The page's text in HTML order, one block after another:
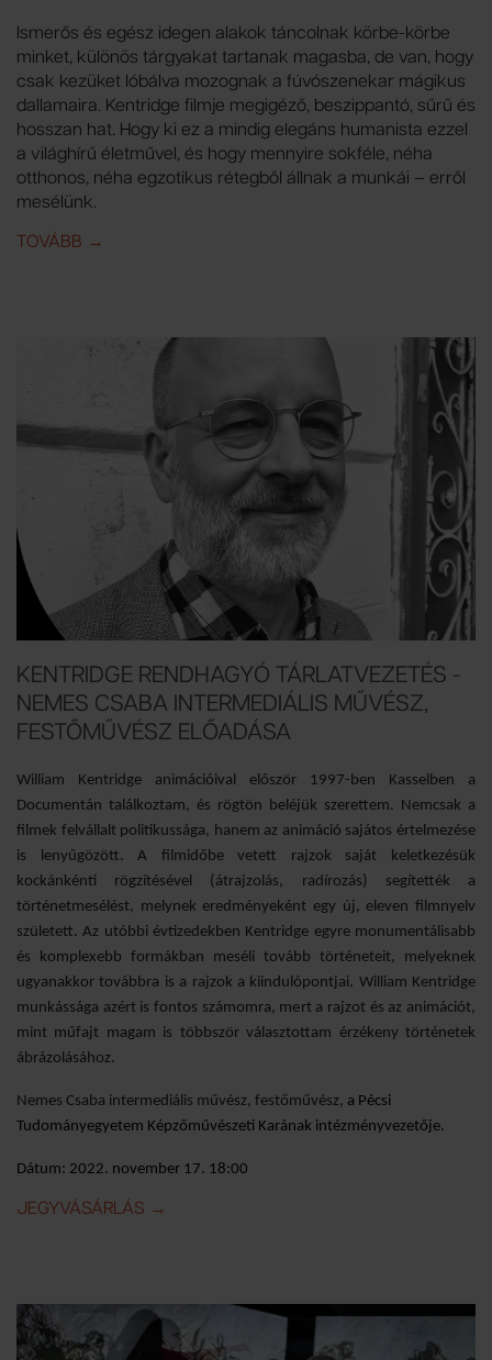
Ismerős és egész idegen alakok táncolnak körbe-körbe
minket, különös tárgyakat tartanak magasba, de van, hogy
csak kezüket lóbálva mozognak a fúvószenekar mágikus
dallamaira. Kentridge filmje megigéző, beszippantó, sűrű és
hosszan hat. Hogy ki ez a mindig elegáns humanista ezzel
a világhírű életművel, és hogy mennyire sokféle, néha
otthonos, néha egzotikus rétegből állnak a munkái – erről
mesélünk.
TOVÁBB IDE: KENTRIDGE ÉS KÖREI - TOPOR TÜNDE ÉS
→
KENTRIDGE RENDHAGYÓ TÁRLATVEZETÉS -
NEMES CSABA INTERMEDIÁLIS MŰVÉSZ,
FESTŐMŰVÉSZ ELŐADÁSA
William Kentridge animációival először 1997-ben Kasselben a
Documentán találkoztam, és rögtön beléjük szerettem. Nemcsak a
filmek felvállalt politikussága, hanem az animáció sajátos értelmezése
is lenyűgözött. A filmidőbe vetett rajzok saját keletkezésük
kockánkénti rögzítésével (átrajzolás, radírozás) segítették a
történetmesélést, melynek eredményeként egy új, eleven filmnyelv
született. Az utóbbi évtizedekben Kentridge egyre monumentálisabb
és komplexebb formákban meséli tovább történeteit, melyeknek
ugyanakkor továbbra is a rajzok a kiindulópontjai. William Kentridge
munkássága azért is fontos számomra, mert a rajzot és az animációt,
mint műfajt magam is többször választottam érzékeny történetek
ábrázolásához.
Nemes Csaba intermediális művész, festőművész, a Pécsi
Tudományegyetem Képzőművészeti Karának intézményvezetője.
Dátum: 2022. november 17. 18:00
KENTRIDGE RENDHAGYÓ TÁRLATVEZETÉS - NEMES
JEGYVÁSÁRLÁS →